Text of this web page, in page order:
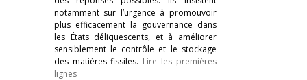
notamment sur l’urgence à promouvoir
plus efficacement la gouvernance dans
les États déliquescents, et à améliorer
sensiblement le contrôle et le stockage
des matières fissiles. Lire les premières
lignes